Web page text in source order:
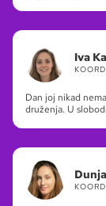
Iva
Dan joj nikad
druženja. U